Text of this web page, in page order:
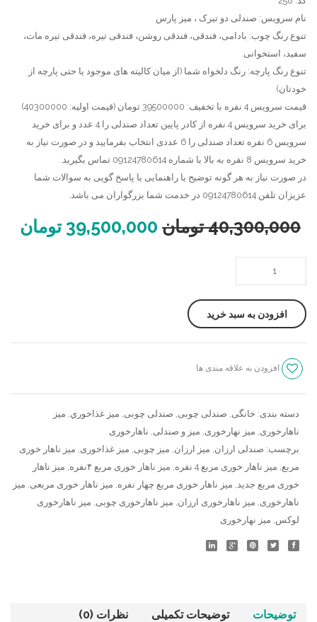
گرد چوبی
گلدانی
نام سرویس: صندلی دو تیرک ، میز پارس
تنوع رنگ چوب: بادامی، فندقی، فندقی روشن، فندقی تیره، فندقی تیره مات،
سفید، استخوانی.
تنوع رنگ پارچه: رنگ دلخواه شما (از میان کالیته های موجود یا حتی پارچه از
خودتان)
قیمت سرویس 4 نفره با تخفیف: 39500000 تومان (قیمت اولیه: 40300000)
برای خرید سرویس 4 نفره از کادر پایین تعداد صندلی را 4 عدد و برای خرید
سرویس 6 نفره تعداد صندلی را 6 عددی انتخاب بفرمایید و در صورت نیاز به
خرید سرویس 8 نفره به بالا با شماره 09124780614 تماس بگیرید.
در صورت نیاز به هر گونه توضیح یا راهنمایی یا پاسخ گویی به سوالات شما
عزیزان تلفن 09124780614 در خدمت شما بزرگواران می باشد.
40,300,000 تومان 39,500,000 تومان
چوبی
دو
تیرک
چوبی
افزودن به سبد خرید
افزودن به علاقه مندی ها
دسته بندی: خانگی صندلی چوبی صندلی چوبی ميز غذاخوري میز
ناهارخوری میز نهارخوری میز و صندلی ناهارخوری
برچسب: صندلی ارزان میز ارزان میز چوبی میز غذاخوری میز ناهار خوری
مربع میز ناهار خوری مربع 4 نفره میز ناهار خوری مربع ۴نفره
میز ناهار
خوری مربع جدید میز ناهار خوری مربع چهار نفره میز ناهار خوری مربعی میز
ناهارخوری میز ناهارخوری ارزان میز ناهارخوری چوبی میز ناهارخوری
لوکس میز نهارخوری
توضیحات توضیحات تکمیلی نظرات (0)